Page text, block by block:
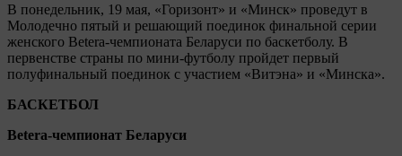
В понедельник, 19 мая, «Горизонт» и «Минск» проведут в
Молодечно пятый и решающий поединок финальной серии
женского Betera-чемпионата Беларуси по баскетболу. В
первенстве страны по мини-футболу пройдет первый
полуфинальный поединок с участием «Витэна» и «Минска».
БАСКЕТБОЛ
Betera-чемпионат Беларуси